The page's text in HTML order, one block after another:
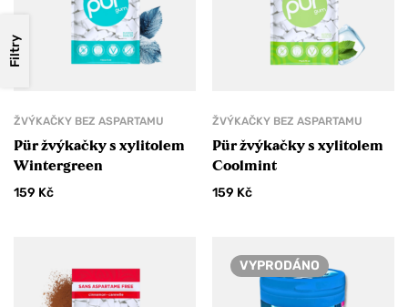
Filtry
ŽVÝKAČKY BEZ ASPARTAMU
Pür žvýkačky s xylitolem
Wintergreen
159 Kč
ŽVÝKAČKY BEZ ASPARTAMU
Pür žvýkačky s xylitolem
Coolmint
159 Kč
VYPRODÁNO